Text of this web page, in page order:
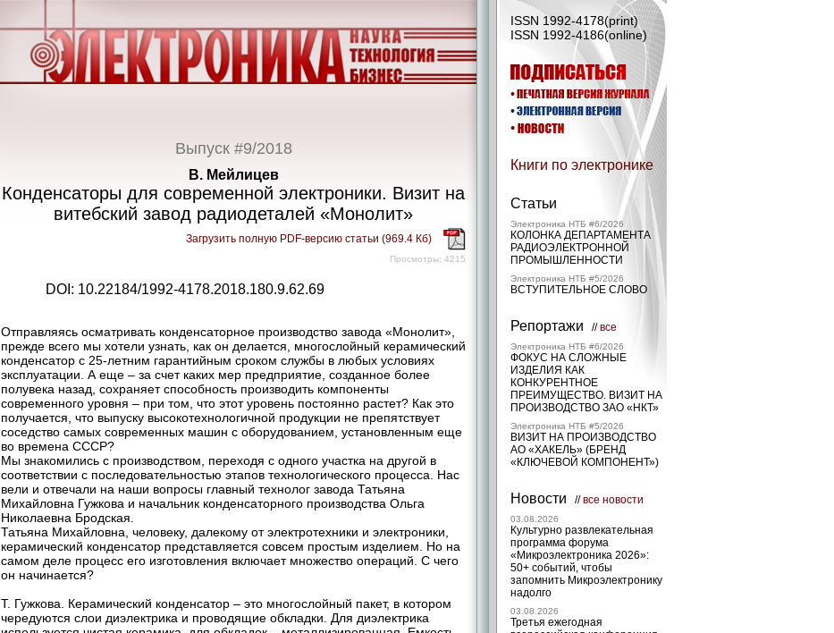
ISSN 1992-4178(print)
ISSN 1992-4186(online)
Книги по электронике
Статьи
Электроника НТБ #6/2026
КОЛОНКА ДЕПАРТАМЕНТА
РАДИОЭЛЕКТРОННОЙ
ПРОМЫШЛЕННОСТИ
Электроника НТБ #5/2026
ВСТУПИТЕЛЬНОЕ СЛОВО
Репортажи //все
Электроника НТБ #6/2026
ФОКУС НА СЛОЖНЫЕ
ИЗДЕЛИЯ КАК
КОНКУРЕНТНОЕ
ПРЕИМУЩЕСТВО. ВИЗИТ НА
ПРОИЗВОДСТВО ЗАО «НКТ»
Электроника НТБ #5/2026
ВИЗИТ НА ПРОИЗВОДСТВО
АО «ХАКЕЛЬ» (БРЕНД
«КЛЮЧЕВОЙ КОМПОНЕНТ»)
Новости //все новости
03.08.2026
Культурно развлекательная
программа форума
«Микроэлектроника 2026»:
50+ событий, чтобы
запомнить Микроэлектронику
надолго
03.08.2026
Третья ежегодная
Выпуск #9/2018
В. Мейлицев
Конденсаторы для современной электроники. Визит на
витебский завод радиодеталей «Монолит»
Загрузить полную PDF-версию статьи (969.4 Кб)
Просмотры: 4215
DOI: 10.22184/1992-4178.2018.180.9.62.69
Отправляясь осматривать конденсаторное производство завода «Монолит»,
прежде всего мы хотели узнать, как он делается, многослойный керамический
конденсатор с 25-летним гарантийным сроком службы в любых условиях
эксплуатации. А еще – за счет каких мер предприятие, созданное более
полувека назад, сохраняет способность производить компоненты
современного уровня – при том, что этот уровень постоянно растет? Как это
получается, что выпуску высокотехнологичной продукции не препятствует
соседство самых современных машин с оборудованием, установленным еще
во времена СССР?
Мы знакомились с производством, переходя с одного участка на другой в
соответствии с последовательностью этапов технологического процесса. Нас
вели и отвечали на наши вопросы главный технолог завода Татьяна
Михайловна Гужкова и начальник конденсаторного производства Ольга
Николаевна Бродская.
Татьяна Михайловна, человеку, далекому от электротехники и электроники,
керамический конденсатор представляется совсем простым изделием. Но на
самом деле процесс его изготовления включает множество операций. С чего
он начинается?
Т. Гужкова. Керамический конденсатор – это многослойный пакет, в котором
чередуются слои диэлектрика и проводящие обкладки. Для диэлектрика